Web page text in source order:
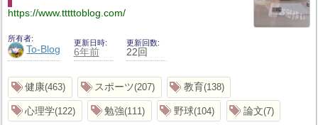
https://www.tttttoblog.com/
所有者
To-Blog
更新日時
6年前
更新回数
22回
健康 463 スポーツ 207 教育 138
心理学 122 勉強 111 野球 104 論文 7